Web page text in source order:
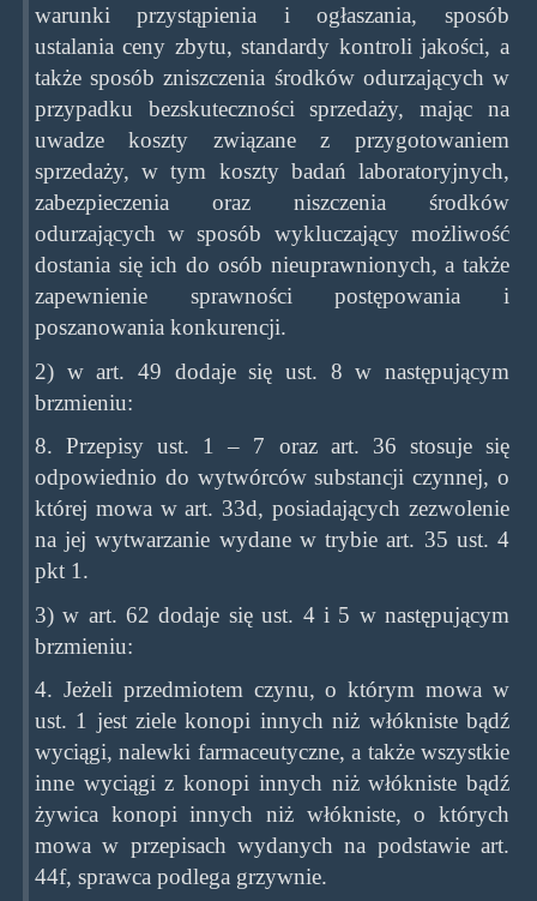
warunki przystąpienia i ogłaszania, sposób
ustalania ceny zbytu, standardy kontroli jakości, a
także sposób zniszczenia środków odurzających w
przypadku bezskuteczności sprzedaży, mając na
uwadze koszty związane z przygotowaniem
sprzedaży, w tym koszty badań laboratoryjnych,
zabezpieczenia oraz niszczenia środków
odurzających w sposób wykluczający możliwość
dostania się ich do osób nieuprawnionych, a także
zapewnienie sprawności postępowania i
poszanowania konkurencji.
2) w art. 49 dodaje się ust. 8 w następującym
brzmieniu:
8. Przepisy ust. 1 – 7 oraz art. 36 stosuje się
odpowiednio do wytwórców substancji czynnej, o
której mowa w art. 33d, posiadających zezwolenie
na jej wytwarzanie wydane w trybie art. 35 ust. 4
pkt 1.
3) w art. 62 dodaje się ust. 4 i 5 w następującym
brzmieniu:
4. Jeżeli przedmiotem czynu, o którym mowa w
ust. 1 jest ziele konopi innych niż włókniste bądź
wyciągi, nalewki farmaceutyczne, a także wszystkie
inne wyciągi z konopi innych niż włókniste bądź
żywica konopi innych niż włókniste, o których
mowa w przepisach wydanych na podstawie art.
44f, sprawca podlega grzywnie.